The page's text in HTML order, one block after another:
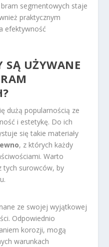
segmentowych staje
praktycznym
efektywność
SĄ UŻYWANE
dużą popularnością ze
i estetykę. Do ich
się takie materiały
, z których każdy
Warto
tych surowców, by
ze swojej wyjątkowej
Odpowiednio
korozji, mogą
warunkach